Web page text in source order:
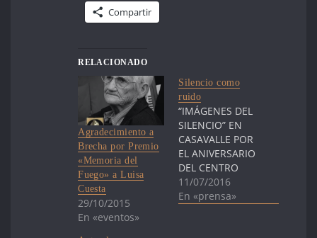
Compartir
RELACIONADO
Agradecimiento a
Brecha por Premio
«Memoria del
Fuego» a Luisa
Cuesta
29/10/2015
En «eventos»
Silencio como
ruido
“IMÁGENES DEL
SILENCIO” EN
CASAVALLE POR
EL ANIVERSARIO
DEL CENTRO
CÍVICO LUISA
CUESTA Silencio
11/07/2016
En «prensa»